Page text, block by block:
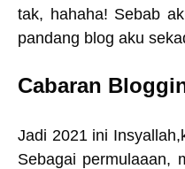
tak, hahaha! Sebab
pandang blog aku
Cabaran
Jadi 2021 ini
Sebagai permulaaan,